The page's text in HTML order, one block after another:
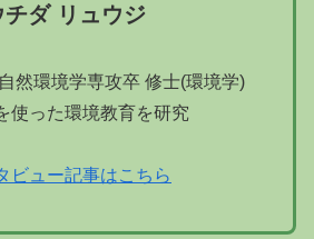
チダ リュウジ
然環境学専攻卒 修士(環境学)
使った環境教育を研究
ビュー記事はこちら